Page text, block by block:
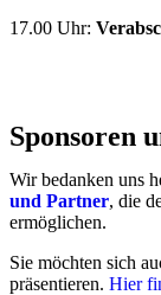
17.00 Uhr:
Sponsoren
Wir bedanken uns
und Partner, die
ermöglichen.
Sie möchten sich
präsentieren. Hier